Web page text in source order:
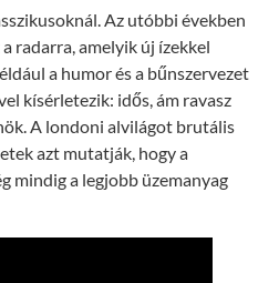
Az utóbbi években
radarra, amelyik új ízekkel
a humor és a bűnszervezet
kísérletezik: idős, ám ravasz
A londoni alvilágot brutális
azt mutatják, hogy a
mindig a legjobb üzemanyag